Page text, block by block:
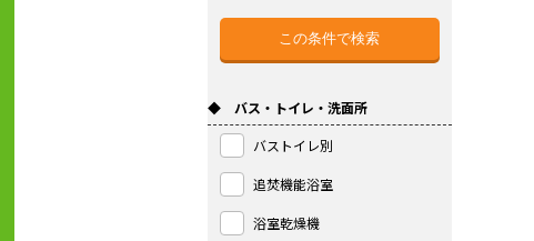
◆ バス・トイレ・洗面所
バストイレ別
追焚機能浴室
浴室乾燥機